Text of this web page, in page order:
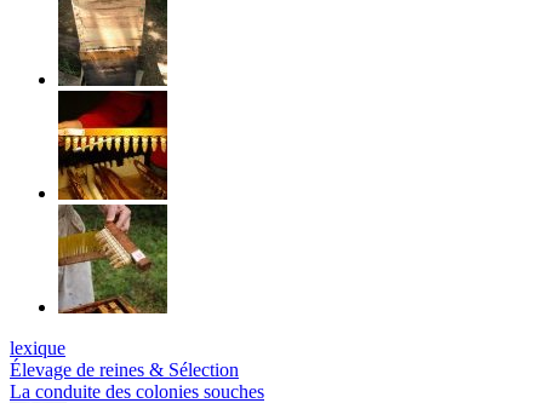
lexique
Élevage de reines & Sélection
La conduite des colonies souches